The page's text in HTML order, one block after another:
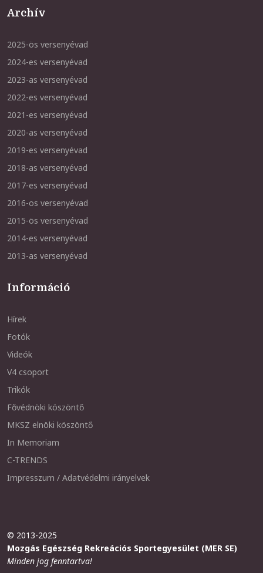
Archív
2025-ös versenyévad
2024-es versenyévad
2023-as versenyévad
2022-es versenyévad
2021-es versenyévad
2020-as versenyévad
2019-es versenyévad
2018-as versenyévad
2017-es versenyévad
2016-os versenyévad
2015-ös versenyévad
2014-es versenyévad
2013-as versenyévad
Információ
Hírek
Fotók
Videók
V4 csoport
Trikók
Fővédnöki köszöntő
MKSZ elnöki köszöntő
In Memoriam
C-TRENDS
Impresszum / Adatvédelmi irányelvek
© 2013-2025
Mozgás Egészség Rekreációs Sportegyesület (MER SE)
Minden jog fenntartva!